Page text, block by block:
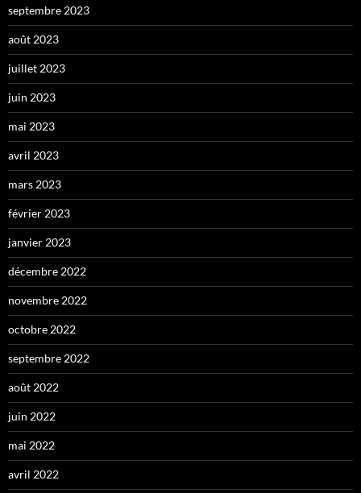
septembre 2023
août 2023
juillet 2023
juin 2023
mai 2023
avril 2023
mars 2023
février 2023
janvier 2023
décembre 2022
novembre 2022
octobre 2022
septembre 2022
août 2022
juin 2022
mai 2022
avril 2022